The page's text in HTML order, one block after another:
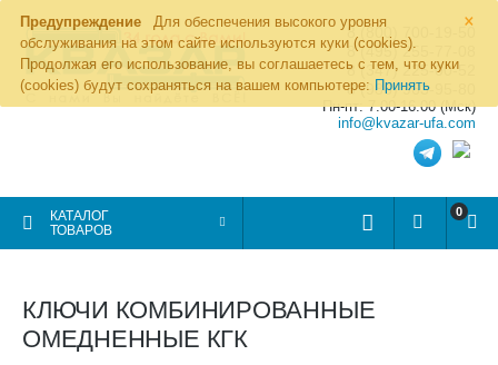
×
Предупреждение
Для обеспечения высокого уровня
обслуживания на этом сайте используются куки (cookies).
Продолжая его использование, вы соглашаетесь с тем, что куки
(cookies) будут сохраняться на вашем компьютере: Принять
8 (800) 700-19-50
8 (495) 255-77-08
8 (347) 225-00-52
8 (986) 963-95-80
Пн-пт: 7.00-16.00 (Мск)
info@kvazar-ufa.com
КАТАЛОГ
ТОВАРОВ
0
КЛЮЧИ КОМБИНИРОВАННЫЕ
ОМЕДНЕННЫЕ КГК